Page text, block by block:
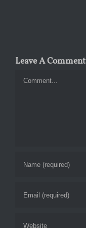
Leave A Comment
Comment